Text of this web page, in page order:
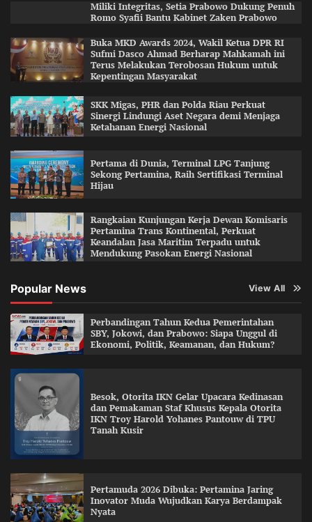
Miliki Integritas, Setia Prabowo Dukung Penuh
Romo Syafii Bantu Kabinet Zaken Prabowo
Buka MKD Awards 2024, Wakil Ketua DPR RI
Sufmi Dasco Ahmad Berharap Mahkamah ini
Terus Melakukan Terobosan Hukum untuk
Kepentingan Masyarakat
SKK Migas, PHR dan Polda Riau Perkuat
Sinergi Lindungi Aset Negara demi Menjaga
Ketahanan Energi Nasional
Pertama di Dunia, Terminal LPG Tanjung
Sekong Pertamina, Raih Sertifikasi Terminal
Hijau
Rangkaian Kunjungan Kerja Dewan Komisaris
Pertamina Trans Kontinental, Perkuat
Keandalan Jasa Maritim Terpadu untuk
Mendukung Pasokan Energi Nasional
Popular News View All
Perbandingan Tahun Kedua Pemerintahan
SBY, Jokowi, dan Prabowo: Siapa Unggul di
Ekonomi, Politik, Keamanan, dan Hukum?
Besok, Otorita IKN Gelar Upacara Kedinasan
dan Pemakaman Staf Khusus Kepala Otorita
IKN Troy Harold Yohanes Pantouw di TPU
Tanah Kusir
Pertamuda 2026 Dibuka: Pertamina Jaring
Inovator Muda Wujudkan Karya Berdampak
Nyata